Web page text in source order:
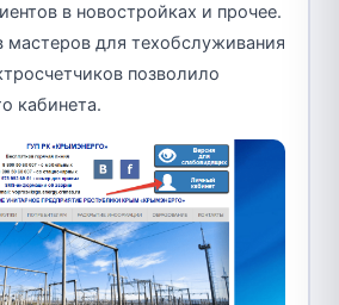
в новостройках и прочее.
мастеров для техобслуживания
позволило
кабинета.